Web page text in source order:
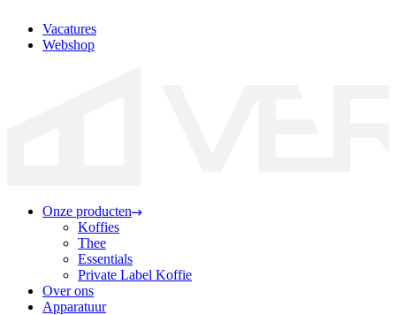
Vacatures
Webshop
Onze producten
Koffies
Thee
Essentials
Private Label Koffie
Over ons
Apparatuur